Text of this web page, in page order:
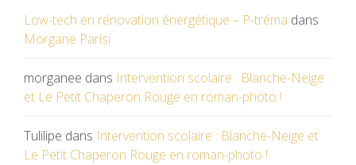
Low-tech en rénovation énergétique – P-tréma dans
Morgane Parisi
morganee dans Intervention scolaire : Blanche-Neige
et Le Petit Chaperon Rouge en roman-photo !
Tulilipe dans Intervention scolaire : Blanche-Neige et
Le Petit Chaperon Rouge en roman-photo !